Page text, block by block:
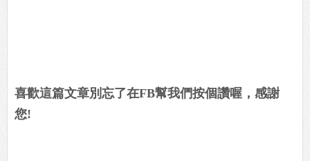
喜歡這篇文章別忘了在FB幫我們按個讚喔，感謝
您!